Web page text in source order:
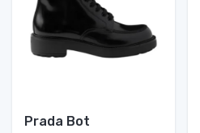
Prada Bot